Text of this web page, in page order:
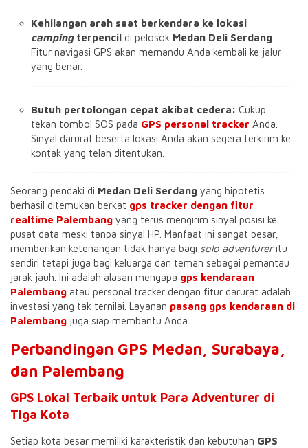
Kehilangan arah saat berkendara ke lokasi
campingterpencil di pelosok Medan Deli Serdang
Fitur navigasi GPS akan memandu Anda kembali ke jalur
yang benar.
Butuh pertolongan cepat akibat cedera: Cukup
tekan tombol SOS pada GPS personal tracker Anda.
Sinyal darurat beserta lokasi Anda akan segera terkirim ke
kontak yang telah ditentukan.
Seorang pendaki di Medan Deli Serdang yang hipotetis
berhasil ditemukan berkat gps tracker dengan fitur
realtime Palembang yang terus mengirim sinyal posisi ke
pusat data meski tanpa sinyal HP. Manfaat ini sangat besar,
memberikan ketenangan tidak hanya bagi solo adventureritu
sendiri tetapi juga bagi keluarga dan teman sebagai pemantau
jarak jauh. Ini adalah alasan mengapa gps kendaraan
Palembang atau personal tracker dengan fitur darurat adalah
investasi yang tak ternilai. Layanan pasang gps kendaraan di
Palembang juga siap membantu Anda.
Perbandingan GPS Medan, Surabaya,
dan Palembang
GPS Lokal Terbaik untuk Para Adventurer di
Tiga Kota
Setiap kota besar memiliki karakteristik dan kebutuhan GPS